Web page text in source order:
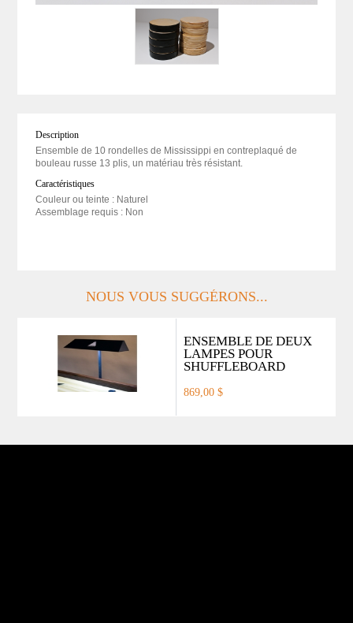
Description
Ensemble de 10 rondelles de Mississippi en contreplaqué de
bouleau russe 13 plis, un matériau très résistant.
Caractéristiques
Couleur ou teinte : Naturel
Assemblage requis : Non
NOUS VOUS SUGGÉRONS...
ENSEMBLE DE DEUX
LAMPES POUR
SHUFFLEBOARD
869,00 $